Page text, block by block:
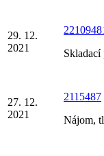
29. 12.
2021
Skladací
27. 12.
2021
2115487
Nájom,